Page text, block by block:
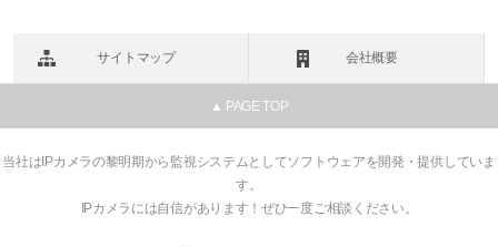
サイトマップ 会社概要
▲ PAGE TOP
当社はIPカメラの黎明期から監視システムとしてソフトウェアを開発・提供していま
す。
IPカメラには自信があります！ぜひ一度ご相談ください。